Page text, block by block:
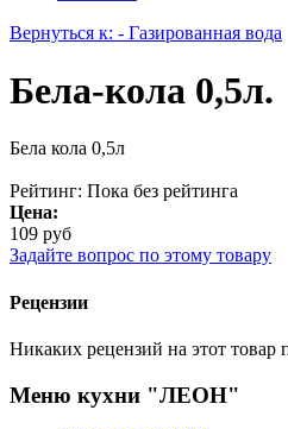
Вернуться к: - Газированная вода
Бела-кола 0,5л.
Бела кола 0,5л
Рейтинг: Пока без рейтинга
Цена:
109 руб
Задайте вопрос по этому товару
Рецензии
Никаких рецензий на этот товар
Меню кухни "ЛЕОН"